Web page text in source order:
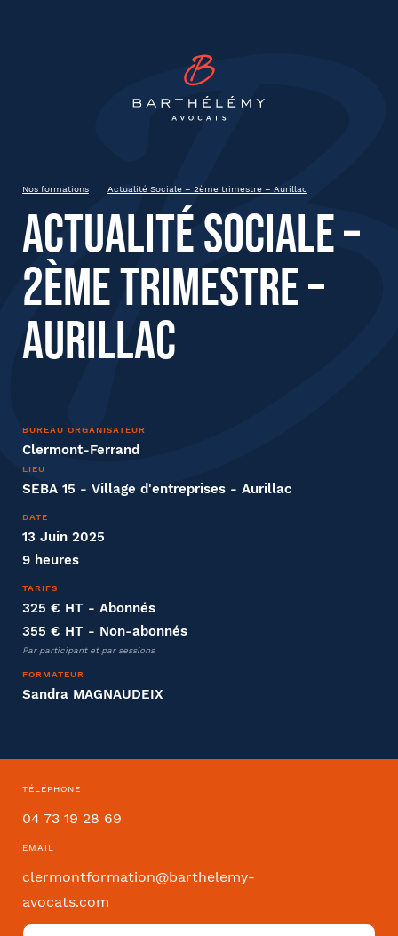
Nos formations Actualité Sociale – 2ème trimestre – Aurillac
Actualité Sociale –
2ème trimestre –
Aurillac
BUREAU ORGANISATEUR
Clermont-Ferrand
LIEU
SEBA 15 - Village d'entreprises - Aurillac
DATE
13 Juin 2025
9 heures
TARIFS
325 € HT - Abonnés
355 € HT - Non-abonnés
Par participant et par sessions
FORMATEUR
Sandra MAGNAUDEIX
TÉLÉPHONE
04 73 19 28 69
EMAIL
clermontformation@barthelemy-
avocats.com
Actualité Sociale – 2ème
trimestre – Aurillac
9 heures
État civil
Prénom
Entreprise
Société
Fonction
Convention collective